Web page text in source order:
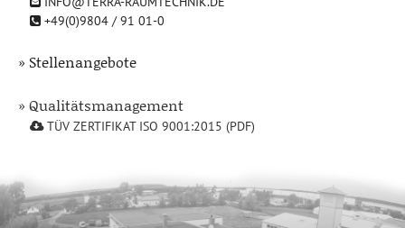
+49(0)9804 / 91 01-0
» Stellenangebote
» Qualitätsmanagement
TÜV ZERTIFIKAT ISO 9001:2015 (PDF)